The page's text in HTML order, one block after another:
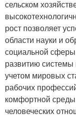
сельском
рост позволяет
области науки и
социальной
развитию системы
учетом мировых
рабочих
комфортной
человеческих